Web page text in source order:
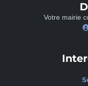
Votre mairie